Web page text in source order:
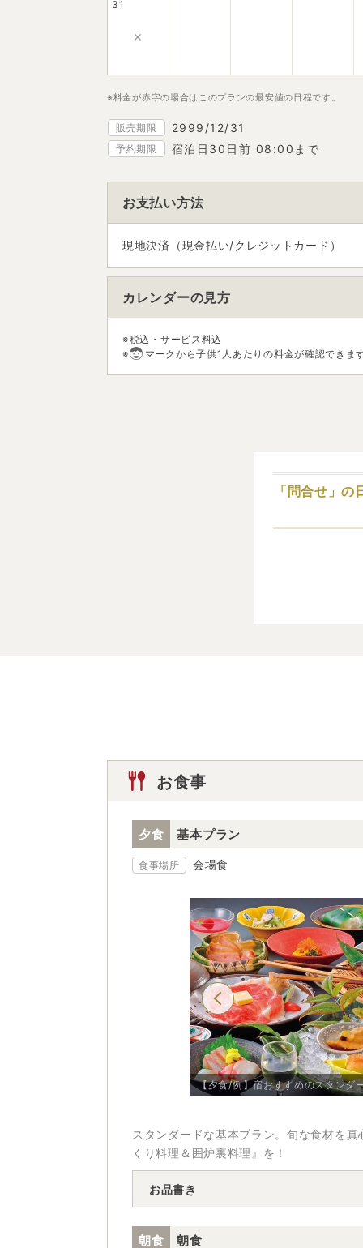
31
×
※料金が赤字の場合はこのプランの最安値の日程です。
販売期限 2999/12/31
予約期限 宿泊日30日前 08:00まで
お支払い方法
現地決済（現金払い/クレジットカード）
カレンダーの見方
※税込・サービス料込
※
マークから子供1人あたりの料金が確認できま
「問合せ」
お食事
夕食 基本プラン
食事場所 会場食
【夕食/例】宿おすすめのスタンダ
スタンダードな基本プラン。旬な食材を
くり料理＆囲炉裏料理』を！
お品書き
朝食 朝食
[紅葉]和洋室ツイン バス・トイレ付/例